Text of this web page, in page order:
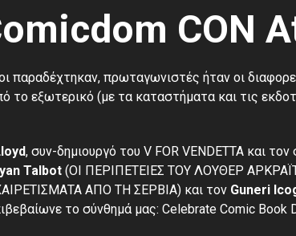
CΟΝ
παραδέχτηκαν, πρωταγωνιστές ήταν οι
το εξωτερικό (με τα καταστήματα και τις
, συν-δημιουργό του V FOR VENDETTA και τον
Talbot (ΟΙ ΠΕΡΙΠΕΤΕΙΕΣ ΤΟΥ ΛΟΥΘΕΡ
ΑΠΟ ΤΗ ΣΕΡΒΙΑ) και τον Guneri
το σύνθημά μας: Celebrate Comic Book